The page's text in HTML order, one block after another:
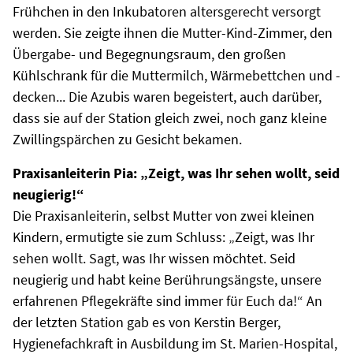
Frühchen in den Inkubatoren altersgerecht versorgt
werden. Sie zeigte ihnen die Mutter-Kind-Zimmer, den
Übergabe- und Begegnungsraum, den großen
Kühlschrank für die Muttermilch, Wärmebettchen und -
decken... Die Azubis waren begeistert, auch darüber,
dass sie auf der Station gleich zwei, noch ganz kleine
Zwillingspärchen zu Gesicht bekamen.
Praxisanleiterin Pia: „Zeigt, was Ihr sehen wollt, seid
neugierig!“
Die Praxisanleiterin, selbst Mutter von zwei kleinen
Kindern, ermutigte sie zum Schluss: „Zeigt, was Ihr
sehen wollt. Sagt, was Ihr wissen möchtet. Seid
neugierig und habt keine Berührungsängste, unsere
erfahrenen Pflegekräfte sind immer für Euch da!“ An
der letzten Station gab es von Kerstin Berger,
Hygienefachkraft in Ausbildung im St. Marien-Hospital,